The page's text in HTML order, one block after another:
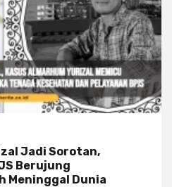
Jadi Sorotan,
Berujung
Meninggal Dunia